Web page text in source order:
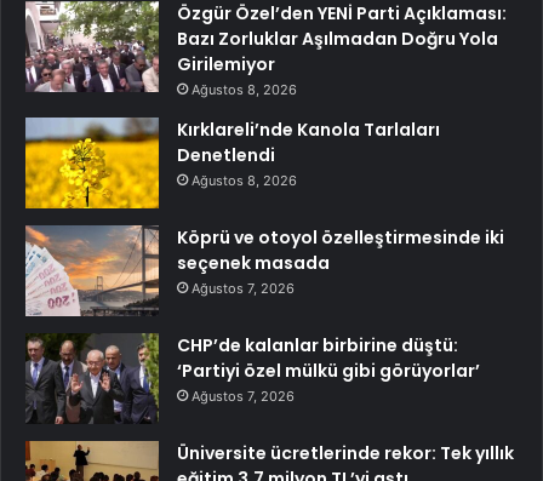
Özgür Özel’den YENİ Parti Açıklaması:
Bazı Zorluklar Aşılmadan Doğru Yola
Girilemiyor
Ağustos 8, 2026
Kırklareli’nde Kanola Tarlaları
Denetlendi
Ağustos 8, 2026
Köprü ve otoyol özelleştirmesinde iki
seçenek masada
Ağustos 7, 2026
CHP’de kalanlar birbirine düştü:
‘Partiyi özel mülkü gibi görüyorlar’
Ağustos 7, 2026
Üniversite ücretlerinde rekor: Tek yıllık